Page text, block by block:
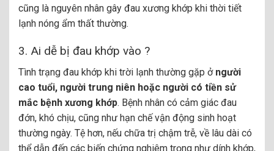
cũng là nguyên nhân gây đau xương khớp khi thời tiết
lạnh nóng ẩm thất thường.
3. Ai dễ bị đau khớp vào ?
Tình trạng đau khớp khi trời lạnh thường gặp ở người
cao tuổi, người trung niên hoặc người có tiền sử
mắc bệnh xương khớp. Bệnh nhân có cảm giác đau
đớn, khó chịu, cũng như hạn chế vận động sinh hoạt
thường ngày. Tệ hơn, nếu chữa trị chậm trễ, về lâu dài có
thể dẫn đến các biến chứng nghiêm trọng như dính khớp,